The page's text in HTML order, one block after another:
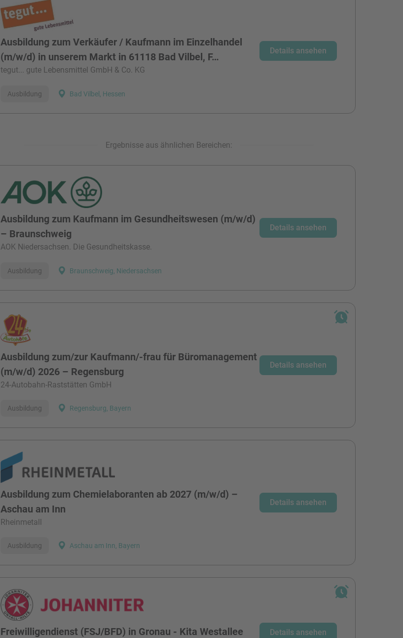
Ausbildung zum Verkäufer / Kaufmann im Einzelhandel
(m/w/d) in unserem Markt in 61118 Bad Vilbel, F…
tegut... gute Lebensmittel GmbH & Co. KG
Bad Vilbel, Hessen
Ausbildung
Details ansehen
Ergebnisse aus ähnlichen Bereichen:
Ausbildung zum Kaufmann im Gesundheitswesen (m/w/d)
– Braunschweig
AOK Niedersachsen. Die Gesundheitskasse.
Braunschweig, Niedersachsen
Ausbildung
Details ansehen
Ausbildung zum/zur Kaufmann/-frau für Büromanagement
(m/w/d) 2026 – Regensburg
24-Autobahn-Raststätten GmbH
Regensburg, Bayern
Ausbildung
Details ansehen
Ausbildung zum Chemielaboranten ab 2027 (m/w/d) –
Aschau am Inn
Rheinmetall
Aschau am Inn, Bayern
Ausbildung
Details ansehen
Freiwilligendienst (FSJ/BFD) in Gronau - Kita Westallee Details ansehen